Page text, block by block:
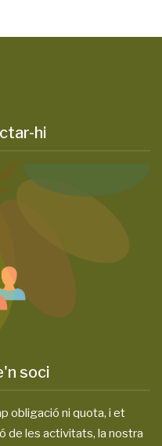
hi
soci
obligació ni quota, i et
de les activitats, la nostra